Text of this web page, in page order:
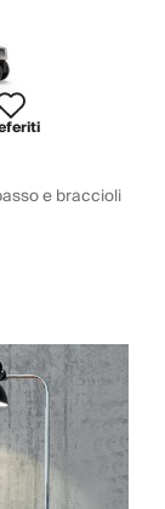
e braccioli